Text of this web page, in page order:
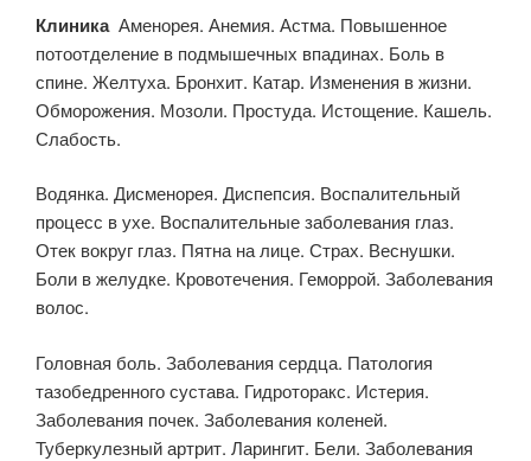
Клиника Аменорея. Анемия. Астма. Повышенное
потоотделение в подмышечных впадинах. Боль в
спине. Желтуха. Бронхит. Катар. Изменения в жизни.
Обморожения. Мозоли. Простуда. Истощение. Кашель.
Слабость.
Водянка. Дисменорея. Диспепсия. Воспалительный
процесс в ухе. Воспалительные заболевания глаз.
Отек вокруг глаз. Пятна на лице. Страх. Веснушки.
Боли в желудке. Кровотечения. Геморрой. Заболевания
волос.
Головная боль. Заболевания сердца. Патология
тазобедренного сустава. Гидроторакс. Истерия.
Заболевания почек. Заболевания коленей.
Туберкулезный артрит. Ларингит. Бели. Заболевания